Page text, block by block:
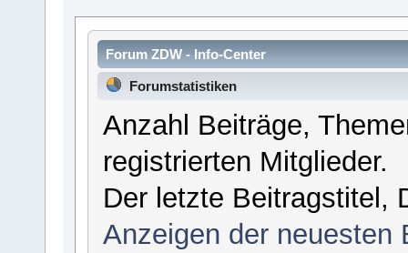
Forum ZDW - Info-Center
Forumstatistiken
Anzahl Beiträge,
registrierten Mitglieder.
Der letzte Beitragstitel,
Anzeigen der neuesten